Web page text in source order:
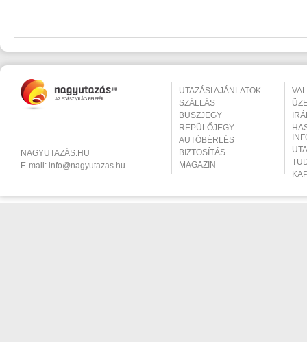
NAGYUTAZÁS.HU
E-mail: info@nagyutazas.hu
UTAZÁSI AJÁNLATOK
SZÁLLÁS
BUSZJEGY
REPÜLŐJEGY
AUTÓBÉRLÉS
BIZTOSÍTÁS
MAGAZIN